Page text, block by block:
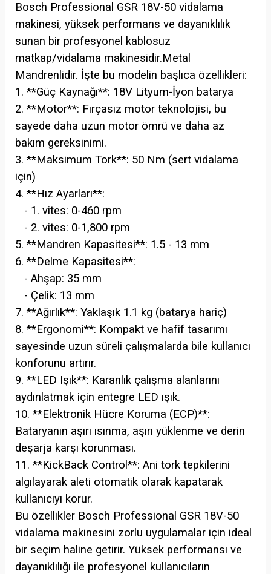
Bosch Professional GSR 18V-50 vidalama
makinesi, yüksek performans ve dayanıklılık
sunan bir profesyonel kablosuz
matkap/vidalama makinesidir.Metal
Mandrenlidir. İşte bu modelin başlıca özellikleri:
1. **Güç Kaynağı**: 18V Lityum-İyon batarya
2. **Motor**: Fırçasız motor teknolojisi, bu
sayede daha uzun motor ömrü ve daha az
bakım gereksinimi.
3. **Maksimum Tork**: 50 Nm (sert vidalama
için)
4. **Hız Ayarları**:
- 1. vites: 0-460 rpm
- 2. vites: 0-1,800 rpm
5. **Mandren Kapasitesi**: 1.5 - 13 mm
6. **Delme Kapasitesi**:
- Ahşap: 35 mm
- Çelik: 13 mm
7. **Ağırlık**: Yaklaşık 1.1 kg (batarya hariç)
8. **Ergonomi**: Kompakt ve hafif tasarımı
sayesinde uzun süreli çalışmalarda bile kullanıcı
konforunu artırır.
9. **LED Işık**: Karanlık çalışma alanlarını
aydınlatmak için entegre LED ışık.
10. **Elektronik Hücre Koruma (ECP)**:
Bataryanın aşırı ısınma, aşırı yüklenme ve derin
deşarja karşı korunması.
11. **KickBack Control**: Ani tork tepkilerini
algılayarak aleti otomatik olarak kapatarak
kullanıcıyı korur.
Bu özellikler Bosch Professional GSR 18V-50
vidalama makinesini zorlu uygulamalar için ideal
bir seçim haline getirir. Yüksek performansı ve
dayanıklılığı ile profesyonel kullanıcıların